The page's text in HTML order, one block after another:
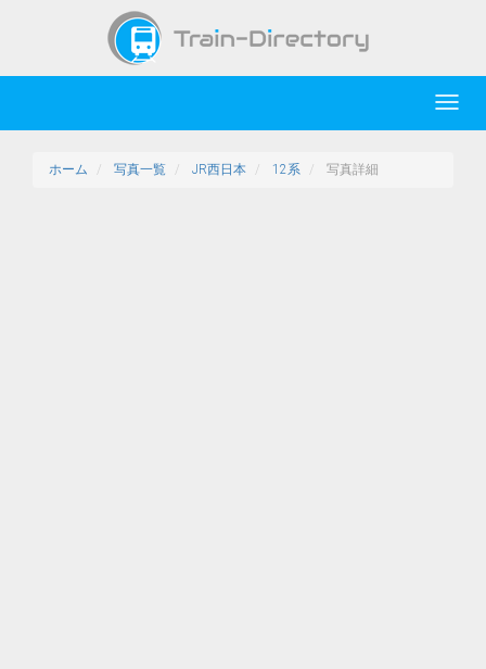
ホーム 写真一覧 JR西日本 12系 写真詳細